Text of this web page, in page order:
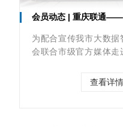
会员动态 | 重庆联通——智能
为配合宣传我市大数据
会联合市级官方媒体走
业和企业家。本期协
查看详情